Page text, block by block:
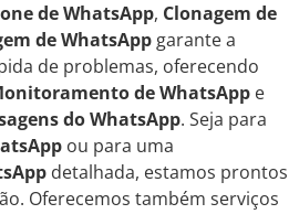
de WhatsApp, Clonagem de
de WhatsAppgarante a
de problemas, oferecendo
de WhatsApp e
do WhatsApp. Seja para
ou para uma
detalhada, estamos prontos
Oferecemos também serviços